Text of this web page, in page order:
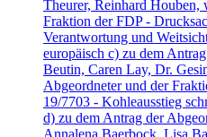
Theurer, Reinhard Houben,
Fraktion der FDP -
Verantwortung und
europäisch c) zu dem
Beutin, Caren Lay, Dr.
Abgeordneter und der
19/7703 - Kohleausstieg
d) zu dem Antrag der
Annalena Baerbock, Lisa